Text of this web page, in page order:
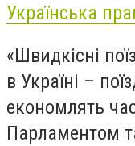
Українська
«Швидкісні
в Україні –
економлять
Парламентом